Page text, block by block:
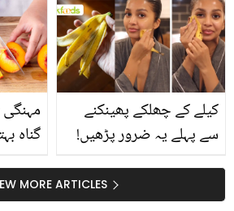
سے
حقیقت
کیا؟
بتائے راز
گناہ
کیوں
کیلے کے چھلکے پھینکنے
سے پہلے یہ ضرور پڑھیں!
سستا اور قدرتی حلMORE ARTICLES